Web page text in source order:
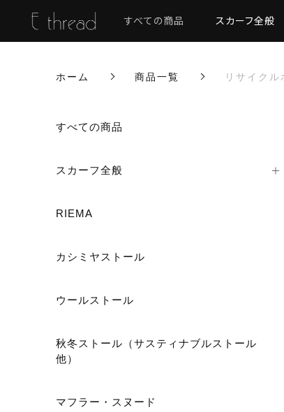
すべての商品 スカーフ全般
ホーム 商品一覧 リサイク
すべての商品
スカーフ全般
RIEMA
カシミヤストール
ウールストール
秋冬ストール（サスティナブルストール
他）
マフラー・スヌード
リサイクル